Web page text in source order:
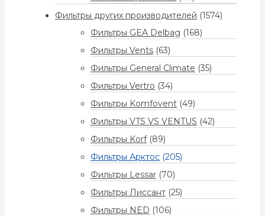
Фильтры других производителей (1574)
Фильтры GEA Delbag (168)
Фильтры Vents (63)
Фильтры General Climate (35)
Фильтры Vertro (34)
Фильтры Komfovent (49)
Фильтры VTS VS VENTUS (42)
Фильтры Korf (89)
Фильтры Арктос (205)
Фильтры Lessar (70)
Фильтры Лиссант (25)
Фильтры NED (106)